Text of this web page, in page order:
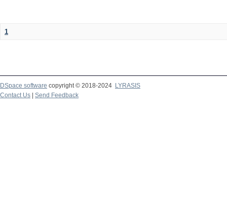
1
DSpace software copyright © 2018-2024 LYRASIS
Contact Us
Send Feedback